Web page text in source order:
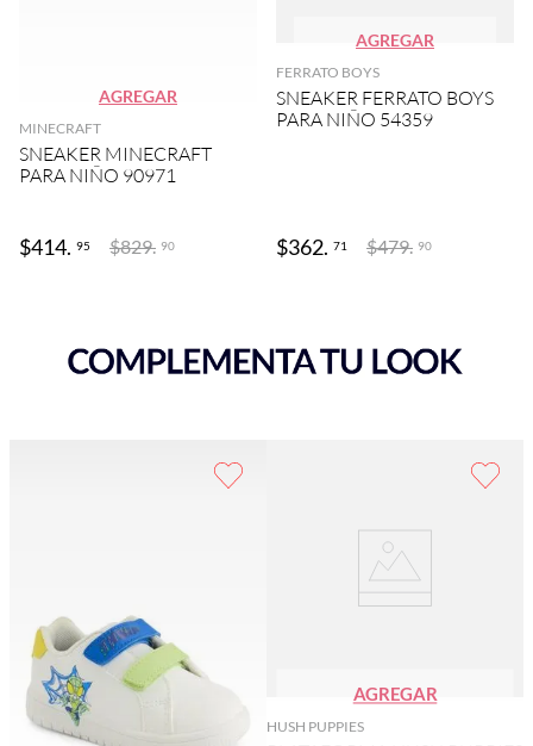
AGREGAR
MINECRAFT
SNEAKER MINECRAFT
PARA NIÑO 90971
$414. 95 $829. 90
AGREGAR
FERRATO BOYS
SNEAKER FERRATO BOYS
PARA NIÑO 54359
$362. 71 $479. 90
AGREGAR
HUSH PUPPIES